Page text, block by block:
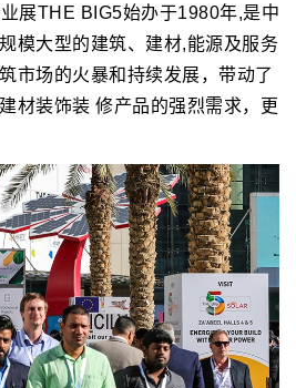
展THE BIG5始办于1980年,是中
模大型的建筑、建材,能源及服务
市场的火暴和持续发展，带动了
材装饰装 修产品的强烈需求，更